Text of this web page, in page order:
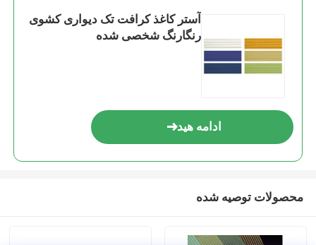
آستر کاغذ کرافت تک دیواری کشوی
رنگارنگ شخصی شده
ادامه هید
محصولات توصیه شده